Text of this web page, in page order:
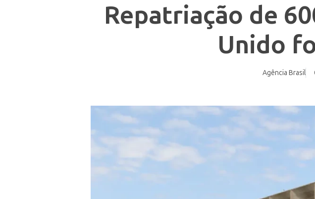
Repatriação de
Unido
Agência Brasil